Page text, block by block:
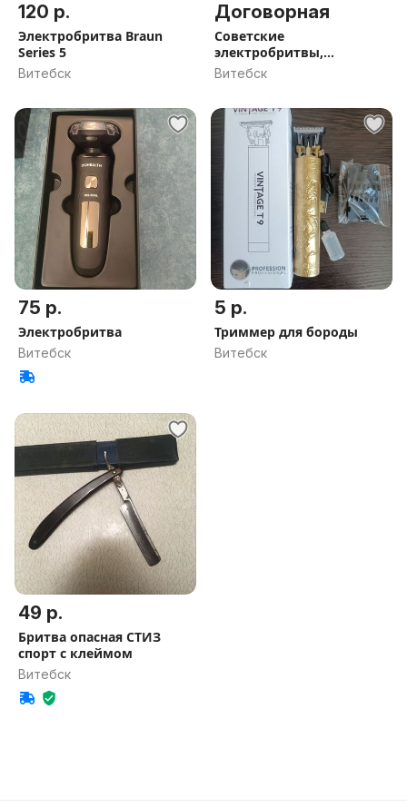
120 р.
Электробритва Braun
Series 5
Витебск
Договорная
Советские
электробритвы,
запасные ножи к
Витебск
75 р.
Электробритва
Витебск
5 р.
Триммер для бороды
Витебск
49 р.
Бритва опасная СТИЗ
спорт с клеймом
Витебск